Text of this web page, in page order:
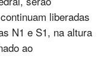
liberadas
N1 e S1, na altura
ao